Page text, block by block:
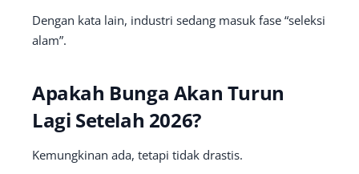
Dengan kata lain, industri sedang masuk fase “seleksi
alam”.
Apakah Bunga Akan Turun
Lagi Setelah 2026?
Kemungkinan ada, tetapi tidak drastis.